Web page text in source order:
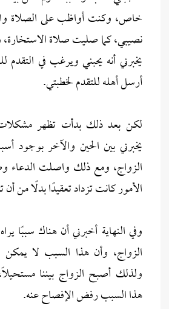
خاص، وكنت أواظب على الصلاة
نصيبي، كما صليت صلاة
يخبرني أنه يحبني ويرغب في التقدم
أرسل أهله للتقدم لخطبتي.
لكن بعد ذلك بدأت تظهر
يخبرني بين الحين والآخر بوجود
الزواج، ومع ذلك واصلت الدعاء
الأمور كانت تزداد تعقيدًا بدلًا من أن
وفي النهاية أخبرني أن هناك سببًا
الزواج، وأن هذا السبب لا يمكن
ولذلك أصبح الزواج بيننا
هذا السبب رفض الإفصاح عنه.